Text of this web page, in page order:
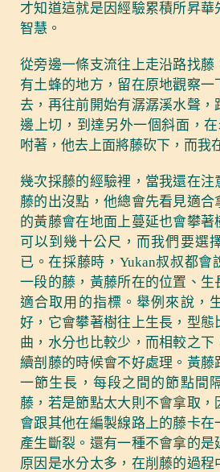
才知道這就是因經驗累積所昇華
智慧。
從旁邊一條支流往上走沿路找藤
有土蜂的地方，留在原地觀察一
去，再往前開始有潺潺溪水聲，
邊上切，到達另外一個斜面，
咐著，他去上面將藤砍下，而我
幾次採藤的經驗裡，當我還在注
藤的出沒點，他總會先看見適合
的黃藤會在地面上蔓延也會攀
可以到幾十公尺，而我們要選
已。在採藤時，Yukan叔叔都會
一段的藤，黃藤所在的位置、生
適合取用的指標。舉例來說，
好，它會攀著樹往上生長，型態
曲，水分也比較少，而相較之下
續剖藤的時候會不好處理。黃藤
一節生長，每段之間的節點間
藤，若是節點太大則不會拿取，
會跟其他在編製線路上的藤卡在
產生斷裂。還有一種不會拿的是
原因是水分太多，在削藤的過程